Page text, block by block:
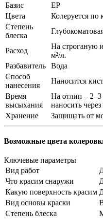
Базис
EP
Цвета
Колеруется по
Степень
блеска
Расход
На строганую
м²/л.
Разбавитель
Вода
Способ
нанесения
Наносится
Время
высыхания
На отлип –
наносить через
Хранение
Защищать от
Возможные цвета
Ключевые параметры
Вид работ
Что красим снаружи
Какую поверхность красим
Вид основы краски
Степень блеска